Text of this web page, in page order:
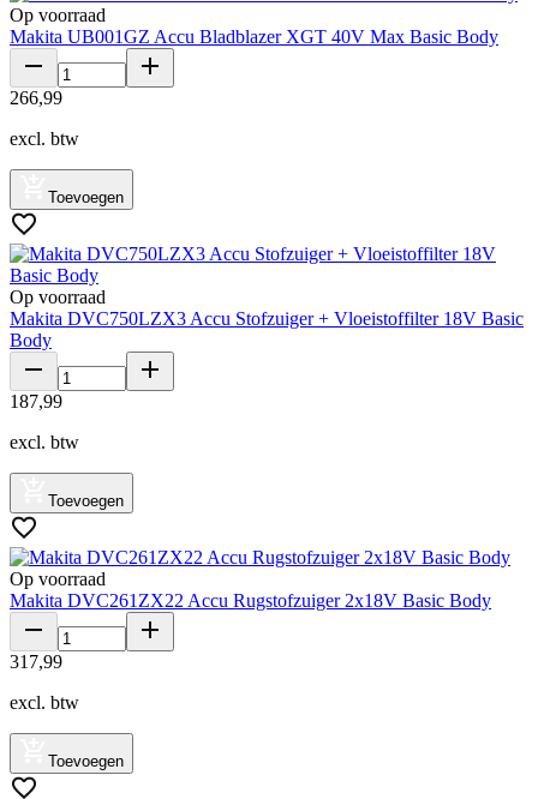
Op voorraad
Makita UB001GZ Accu Bladblazer XGT 40V Max Basic Body
266,99
excl. btw
Toevoegen
Op voorraad
Makita DVC750LZX3 Accu Stofzuiger + Vloeistoffilter 18V Basic
Body
187,99
excl. btw
Toevoegen
Op voorraad
Makita DVC261ZX22 Accu Rugstofzuiger 2x18V Basic Body
317,99
excl. btw
Toevoegen